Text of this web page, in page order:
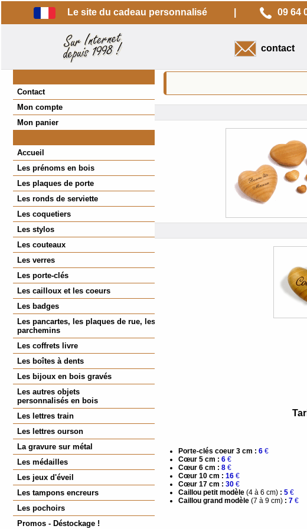
Le site du cadeau personnalisé 09 64
contact
Contact
Mon compte
Mon panier
Accueil
Les prénoms en bois
Les plaques de porte
Les ronds de serviette
Les coquetiers
Les stylos
Les couteaux
Les verres
Les porte-clés
Les cailloux et les coeurs
Les badges
Les pancartes, les plaques de rue, les
parchemins
Les coffrets livre
Les boîtes à dents
Les bijoux en bois gravés
Les autres objets
personnalisés en bois
Les lettres train
Les lettres ourson
La gravure sur métal
Les médailles
Les jeux d'éveil
Les tampons encreurs
Les pochoirs
Promos - Déstockage !
Porte-clés coeur 3 cm : 6 €
Cœur 5 cm : 6 €
Cœur 6 cm : 8 €
Cœur 10 cm : 16 €
Cœur 17 cm : 30 €
Caillou petit modèle (4 à 6 cm) : 5 €
Caillou grand modèle (7 à 9 cm) : 7 €